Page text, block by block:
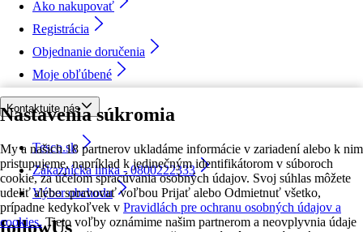
Nastavenia súkromia
My a našich 18 partnerov ukladáme informácie v zariadení alebo k nim
pristupujeme, napríklad k jedinečným identifikátorom v súboroch
cookie, za účelom spracúvania osobných údajov. Svoj súhlas môžete
udeliť alebo spravovať voľbou Prijať alebo Odmietnuť všetko,
prípadne kedykoľvek v Pravidlách pre ochranu osobných údajov a
cookies. Tieto voľby oznámime našim partnerom a neovplyvnia údaje
Ako nakupovať
Registrácia
Objednanie doručenia
Moje obľúbené
Kontaktujte nás
Tesco.sk
Zákaznícka linka - 0800222333
Výber obchodu
followUs